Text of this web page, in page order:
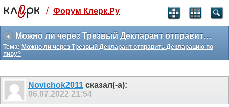
Святые угодники, Клерк без рекламы
прекрасен:)
месяц
99 ₽
259 ₽
-10%
полгода
/ Форум Клерк.Ру
Можно ли через Трезвый Декларант отправить Декларацию по пиву?
Тема: Можно ли через Трезвый Декларант отправить Декларацию по
пиву?
Novichok2011 сказал(-а):
06.07.2022 21:54